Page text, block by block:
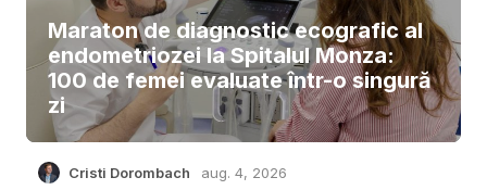
Maraton de diagnostic ecografic al
endometriozei la Spitalul Monza:
100 de femei evaluate într-o singură
zi
Cristi Dorombach aug. 4, 2026